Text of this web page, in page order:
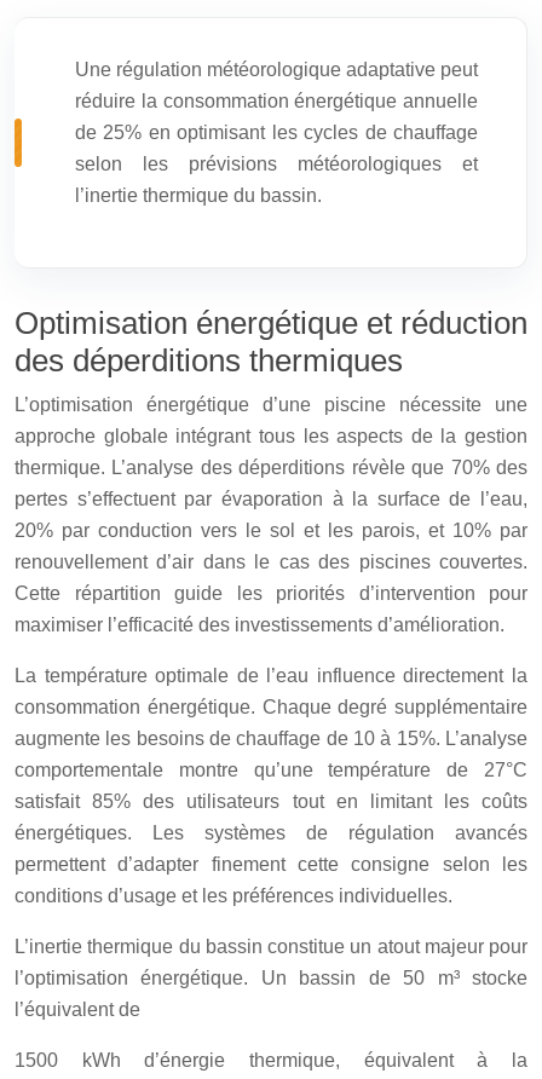
Une régulation météorologique adaptative peut
réduire la consommation énergétique annuelle
de 25% en optimisant les cycles de chauffage
selon les prévisions météorologiques et
l’inertie thermique du bassin.
Optimisation énergétique et réduction
des déperditions thermiques
L’optimisation énergétique d’une piscine nécessite une
approche globale intégrant tous les aspects de la gestion
thermique. L’analyse des déperditions révèle que 70% des
pertes s’effectuent par évaporation à la surface de l’eau,
20% par conduction vers le sol et les parois, et 10% par
renouvellement d’air dans le cas des piscines couvertes.
Cette répartition guide les priorités d’intervention pour
maximiser l’efficacité des investissements d’amélioration.
La température optimale de l’eau influence directement la
consommation énergétique. Chaque degré supplémentaire
augmente les besoins de chauffage de 10 à 15%. L’analyse
comportementale montre qu’une température de 27°C
satisfait 85% des utilisateurs tout en limitant les coûts
énergétiques. Les systèmes de régulation avancés
permettent d’adapter finement cette consigne selon les
conditions d’usage et les préférences individuelles.
L’inertie thermique du bassin constitue un atout majeur pour
l’optimisation énergétique. Un bassin de 50 m³ stocke
l’équivalent de
1500 kWh d’énergie thermique, équivalent à la